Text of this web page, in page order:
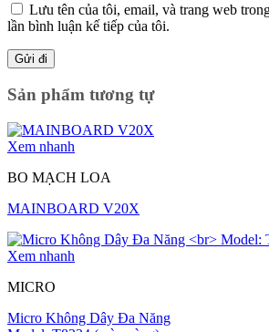
Lưu tên của tôi, email, và trang web
lần bình luận kế tiếp của tôi.
Sản phẩm tương tự
Xem nhanh
BO MẠCH LOA
MAINBOARD V20X
Xem nhanh
MICRO
Micro Không Dây Đa Năng